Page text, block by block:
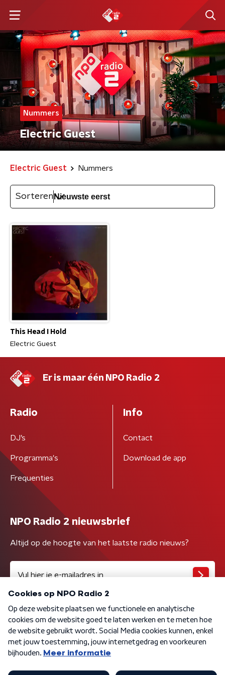
Nummers
Electric Guest
Electric Guest Nummers
Sorteren
This Head I Hold
Electric Guest
Er is maar één NPO Radio 2
Radio
DJ’s
Programma's
Frequenties
Info
Contact
Download de app
NPO Radio 2 nieuwsbrief
Altijd op de hoogte van het laatste radio nieuws?
Algemene voorwaarden